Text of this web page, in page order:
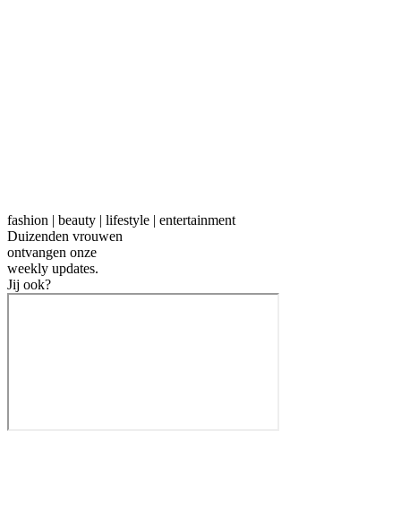
fashion | beauty | lifestyle | entertainment
Duizenden vrouwen
ontvangen onze
weekly updates.
Jij ook?